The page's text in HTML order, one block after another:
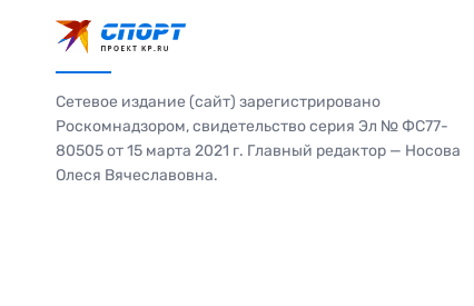
Сетевое издание (сайт) зарегистрировано
Роскомнадзором, свидетельство серия Эл № ФС77-
80505 от 15 марта 2021 г. Главный редактор — Носова
Олеся Вячеславовна.